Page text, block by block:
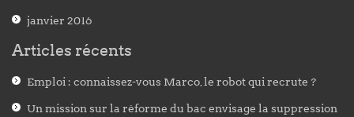
janvier 2016
Articles récents
Emploi : connaissez-vous Marco, le robot qui recrute ?
Un mission sur la réforme du bac envisage la suppression